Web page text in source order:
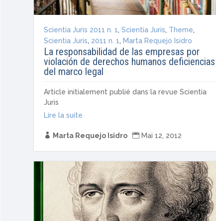
Scientia Juris 2011 n. 1,Scientia Juris, Theme,
Scientia Juris, 2011 n. 1, Marta Requejo Isidro
La responsabilidad de las empresas por
violación de derechos humanos deficiencias
del marco legal
Article initialement publié dans la revue Scientia
Juris
Lire la suite
 Marta Requejo Isidro  Mai 12, 2012